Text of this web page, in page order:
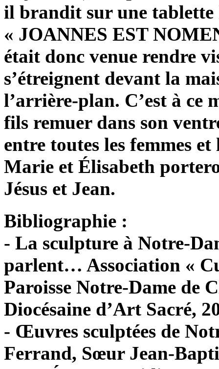
il brandit sur une tablette
« JOANNES EST
était donc venue rendre
s’étreignent devant la
l’arrière-plan. C’est à ce
fils remuer dans son
entre toutes les femmes
Marie et Élisabeth
Jésus et Jean.
Bibliographie :
- La sculpture à Notre-
parlent… Association «
Paroisse Notre-Dame de
Diocésaine d’Art Sacré,
- Œuvres sculptées de
Ferrand, Sœur Jean-